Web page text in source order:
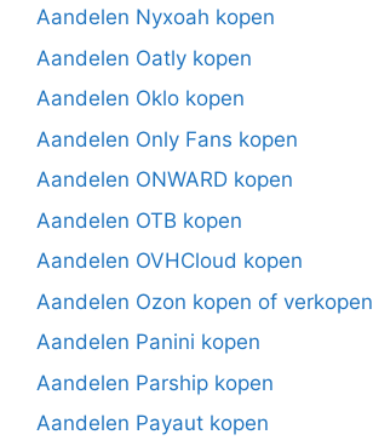
Aandelen Nyxoah kopen
Aandelen Oatly kopen
Aandelen Oklo kopen
Aandelen Only Fans kopen
Aandelen ONWARD kopen
Aandelen OTB kopen
Aandelen OVHCloud kopen
Aandelen Ozon kopen of verkopen
Aandelen Panini kopen
Aandelen Parship kopen
Aandelen Payaut kopen